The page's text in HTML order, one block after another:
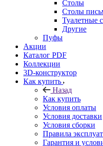
Столы
Столы
Туалетные
Другие
Пуфы
Акции
Каталог PDF
Коллекции
3D-конструктор
Как купить
Назад
Как купить
Условия оплаты
Условия доставки
Условия сборки
Правила
Гарантия и